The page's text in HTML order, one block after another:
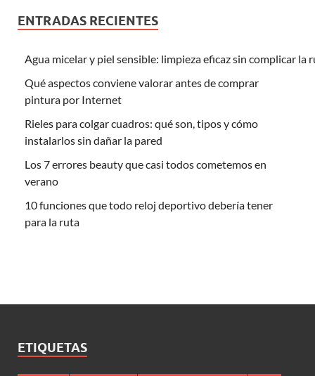
ENTRADAS RECIENTES
Agua micelar y piel sensible: limpieza eficaz sin complicar la
Qué aspectos conviene valorar antes de comprar
pintura por Internet
Rieles para colgar cuadros: qué son, tipos y cómo
instalarlos sin dañar la pared
Los 7 errores beauty que casi todos cometemos en
verano
10 funciones que todo reloj deportivo debería tener
para la ruta
ETIQUETAS